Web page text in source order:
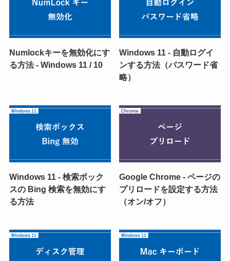
Numlockキーを無効化にす
る方法 - Windows 11 / 10
Windows 11 - 自動ログイ
ンする方法（パスワード省
略）
Windows 11 - 検索ボック
スの Bing 検索を無効にす
る方法
Google Chrome - ページの
プリロードを設定する方法
（オン/オフ）